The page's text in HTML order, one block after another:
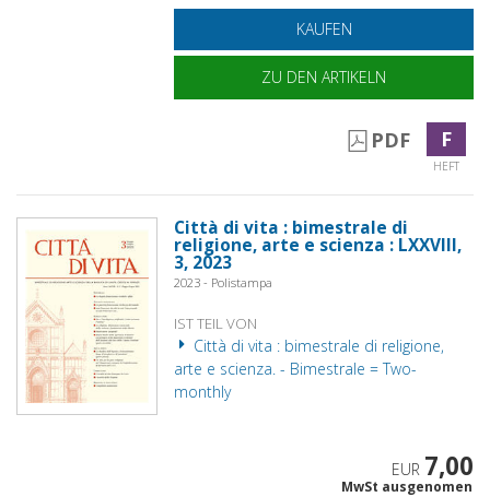
KAUFEN
ZU DEN ARTIKELN
PDF F
HEFT
Città di vita : bimestrale di
religione, arte e scienza : LXXVIII,
3, 2023
2023 - Polistampa
IST TEIL VON
Città di vita : bimestrale di religione,
arte e scienza. - Bimestrale = Two-
monthly
EUR 7,00
MwSt ausgenomen